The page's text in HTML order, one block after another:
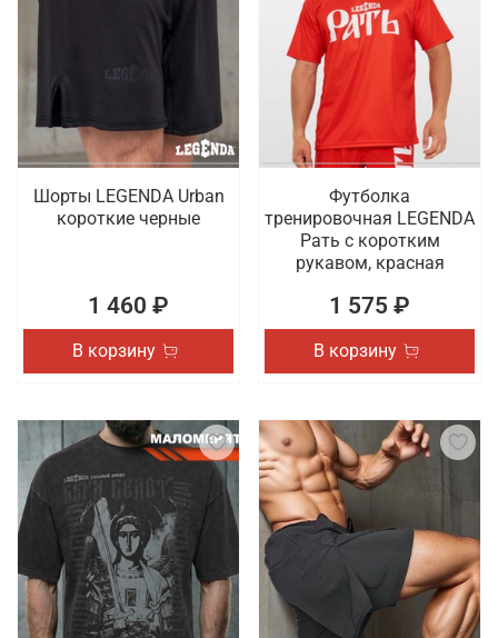
Шорты LEGENDA Urban
короткие черные
1 460 ₽
В корзину
Футболка
тренировочная LEGENDA
Рать с коротким
рукавом, красная
1 575 ₽
В корзину